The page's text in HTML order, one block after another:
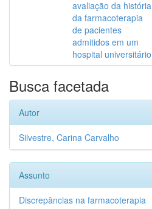
avaliação da história
da farmacoterapia
de pacientes
admitidos em um
hospital universitário
Busca facetada
Autor
Silvestre, Carina Carvalho
Assunto
Discrepâncias na farmacoterapia